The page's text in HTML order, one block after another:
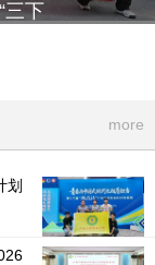
| 我校在第十二
more
划